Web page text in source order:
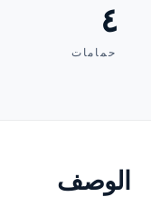
٤
حمامات
الوصف